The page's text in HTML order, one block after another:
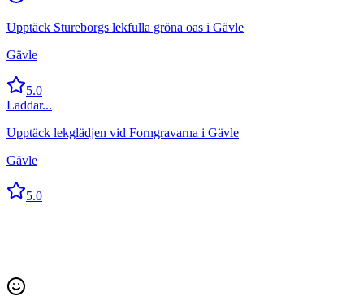
Upptäck Stureborgs lekfulla gröna oas i Gävle
Gävle
5.0
Laddar...
Upptäck lekglädjen vid Forngravarna i Gävle
Gävle
5.0